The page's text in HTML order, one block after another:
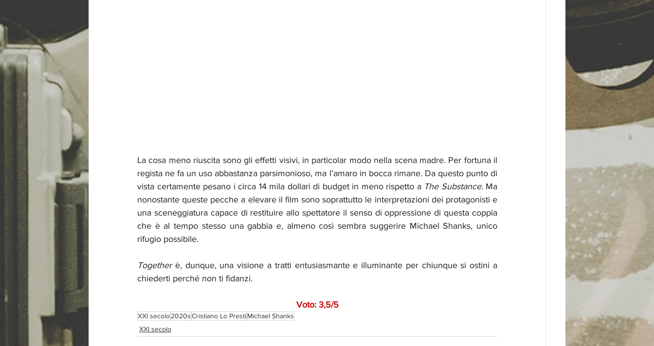
La cosa meno riuscita sono gli effetti visivi, in particolar modo nella scena madre. Per fortuna il
regista ne fa un uso abbastanza parsimonioso, ma l’amaro in bocca rimane. Da questo punto di
vista certamente pesano i circa 14 mila dollari di budget in meno rispetto a The Substance. Ma
nonostante queste pecche a elevare il film sono soprattutto le interpretazioni dei protagonisti e
una sceneggiatura capace di restituire allo spettatore il senso di oppressione di questa coppia
che è al tempo stesso una gabbia e, almeno così sembra suggerire Michael Shanks, unico
rifugio possibile.
Together è, dunque, una visione a tratti entusiasmante e illuminante per chiunque si ostini a
chiederti perché non ti fidanzi.
Voto: 3,5/5
XXI secolo2020sCristiano Lo PrestiMichael Shanks
XXI secolo